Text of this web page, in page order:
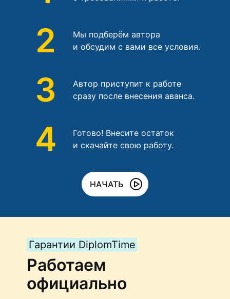
2
Мы подберём автора
и обсудим с вами все условия.
3
Автор приступит к работе
сразу после внесения аванса.
4
Готово! Внесите остаток
и скачайте свою работу.
НАЧАТЬ
Гарантии DiplomTime
Работаем
официально